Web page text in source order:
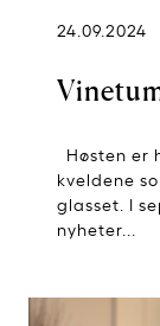
24.09.2024
Høsten er
kveldene
glasset. I
nyheter...